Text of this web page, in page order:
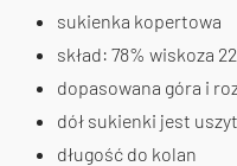
sukienka kopertowa
skład: 78% wiskoza
dopasowana góra i
dół sukienki jest
długość do kolan